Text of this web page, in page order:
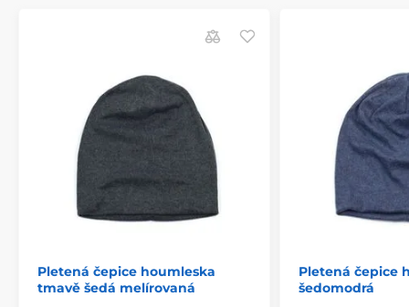
Pletená čepice houmleska
tmavě šedá melírovaná
Pletená čepice
šedomodrá